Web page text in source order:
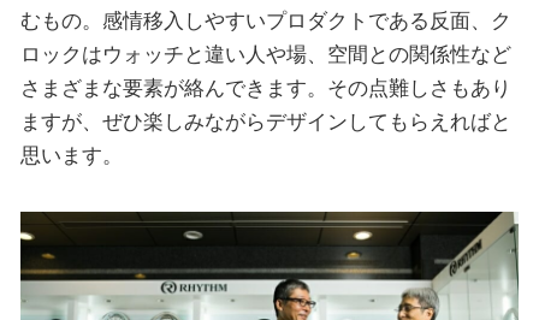
むもの。感情移入しやすいプロダクトである反面、ク
ロックはウォッチと違い人や場、空間との関係性など
さまざまな要素が絡んできます。その点難しさもあり
ますが、ぜひ楽しみながらデザインしてもらえればと
思います。